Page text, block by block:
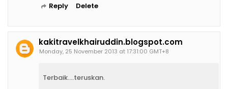
Reply Delete
kakitravelkhairuddin.blogspot.com
Monday, 25 November 2013 at 17:31:00 GMT+8
Terbaik....teruskan.